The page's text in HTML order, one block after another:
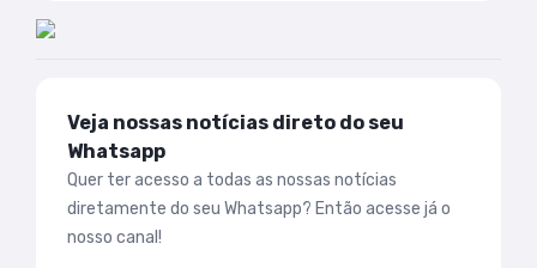
Veja nossas notícias direto do seu
Whatsapp
Quer ter acesso a todas as nossas notícias
diretamente do seu Whatsapp? Então acesse já o
nosso canal!